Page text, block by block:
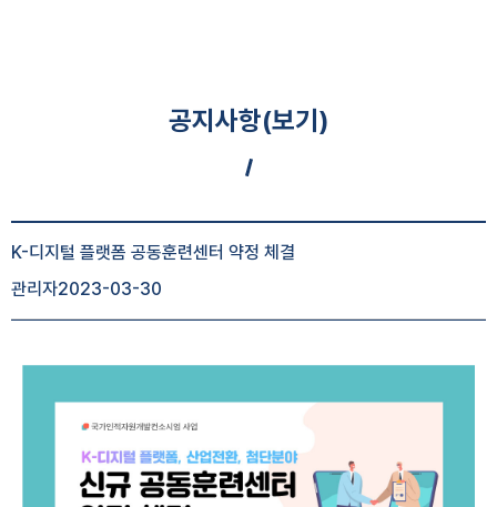
공지사항(보기)
K-디지털 플랫폼 공동훈련센터 약정 체결
관리자2023-03-30